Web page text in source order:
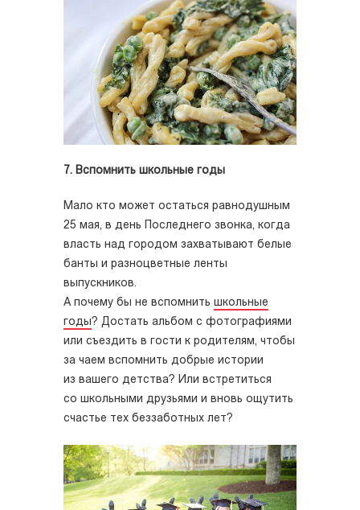
7. Вспомнить школьные годы
Мало кто может остаться равнодушным
25 мая, в день Последнего звонка, когда
власть над городом захватывают белые
банты и разноцветные ленты
выпускников.
А почему бы не вспомнить школьные
годы? Достать альбом с фотографиями
или съездить в гости к родителям, чтобы
за чаем вспомнить добрые истории
из вашего детства? Или встретиться
со школьными друзьями и вновь ощутить
счастье тех беззаботных лет?